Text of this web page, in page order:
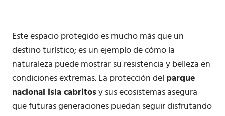
Este espacio protegido es mucho más que un
destino turístico; es un ejemplo de cómo la
naturaleza puede mostrar su resistencia y belleza en
condiciones extremas. La protección del parque
nacional isla cabritosy sus ecosistemas asegura
que futuras generaciones puedan seguir disfrutando